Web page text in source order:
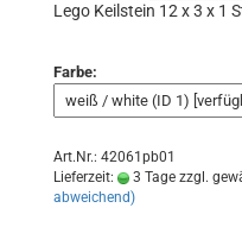
Lego Keilstein 12 x 3 x 1
Farbe:
Art.Nr.: 42061pb01
Lieferzeit:
3 Tage zzgl.
abweichend)